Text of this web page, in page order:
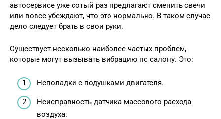
автосервисе уже сотый раз предлагают сменить свечи
или вовсе убеждают, что это нормально. В таком случае
дело следует брать в свои руки.
Существует несколько наиболее частых проблем,
которые могут вызывать вибрацию по салону. Это:
Неполадки с подушками двигателя.
Неисправность датчика массового расхода
воздуха.